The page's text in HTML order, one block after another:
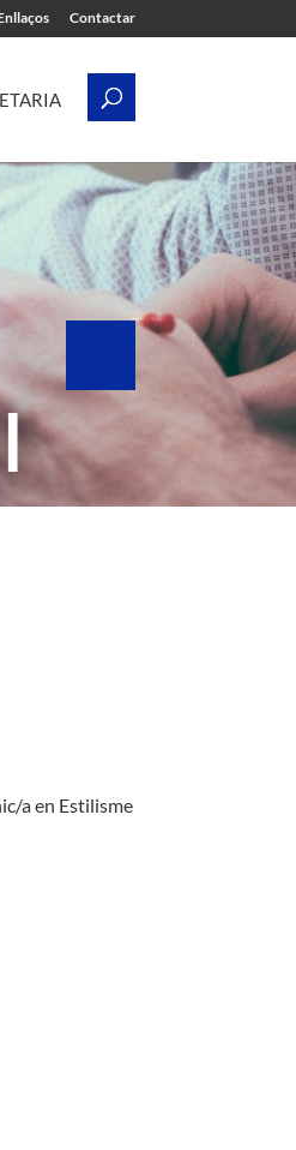
Contactar
a en Estilisme